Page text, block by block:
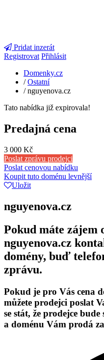
Pridat inzerát
Registrovat Přihlásit
Domenky.cz
/Ostatní
/nguyenova.cz
Tato nabídka již expirovala!
Predajná cena
3 000 Kč
Poslat zprávu prodejci
Poslat cenovou nabídku
Koupit tuto doménu levnější
Uložit
nguyenova.cz
Pokud máte zájem
nguyenova.cz
domény, buď
zprávu.
Pokud je pro Vás cena
můžete prodejci poslat
se stát, že prodejce
a doménu Vám prodá